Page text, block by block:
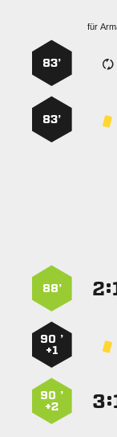
für
83’
83’
:
88’
90 ’
+1
:
90 ’
+2